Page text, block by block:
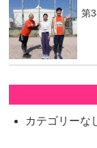
第
カテゴリーな